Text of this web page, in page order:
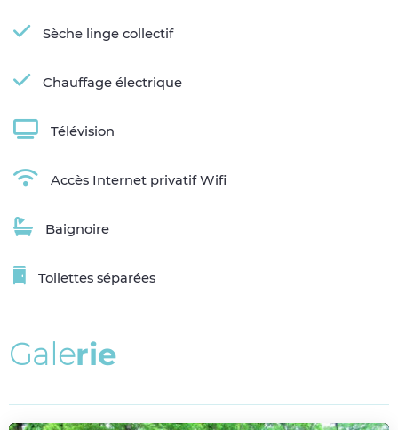
Sèche linge collectif
Chauffage électrique
Télévision
Accès Internet privatif Wifi
Baignoire
Toilettes séparées
Galerie